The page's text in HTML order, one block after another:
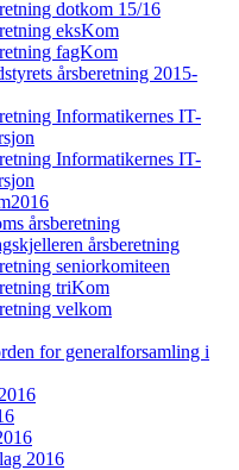
dotkom 15/16
eksKom
fagKom
årsberetning 2015-
Informatikernes IT-
Informatikernes IT-
årsberetning
årsberetning
seniorkomiteen
triKom
velkom
for generalforsamling i
2016